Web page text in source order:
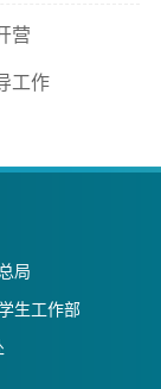
营
工作
局
生工作部